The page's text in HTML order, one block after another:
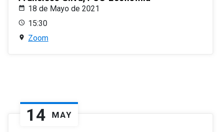
18 de Mayo de 2021
15:30
Zoom
14 MAY